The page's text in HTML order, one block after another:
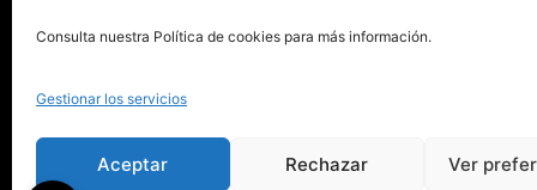
Consulta nuestra Política de cookies para más información.
Gestionar los servicios
Aceptar Rechazar Ver
pionero de autoedición
911 413 306
info@puntorojolibros.com